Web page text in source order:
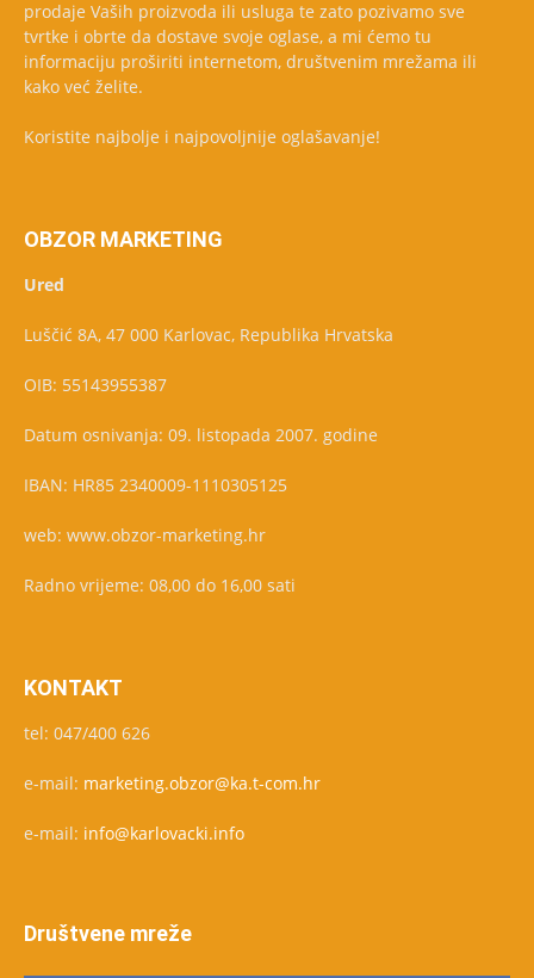
prodaje Vaših proizvoda ili usluga te zato pozivamo sve
tvrtke i obrte da dostave svoje oglase, a mi ćemo tu
informaciju proširiti internetom, društvenim mrežama ili
kako već želite.
Koristite najbolje i najpovoljnije oglašavanje!
OBZOR MARKETING
Ured
Luščić 8A, 47 000 Karlovac, Republika Hrvatska
OIB: 55143955387
Datum osnivanja: 09. listopada 2007. godine
IBAN: HR85 2340009-1110305125
web: www.obzor-marketing.hr
Radno vrijeme: 08,00 do 16,00 sati
KONTAKT
tel: 047/400 626
e-mail: marketing.obzor@ka.t-com.hr
e-mail: info@karlovacki.info
Društvene mreže